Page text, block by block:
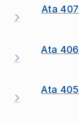
Ata
Ata
Ata